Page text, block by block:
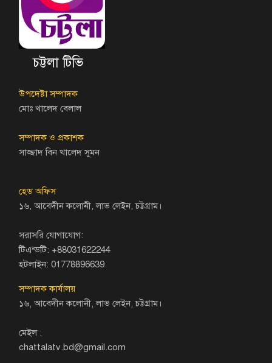
চট্টলা টিভি
উপদেষ্টা সম্পাদক
মোঃ খালেদ বেলাল
সম্পাদক ও প্রকাশক
সাজ্জাদ বিন খালেদ সুমন
হেড অফিস
১৬, আবেদীন কলোনী, লাভ লেইন, চট্টগ্রাম।
সরাসরি যোগাযোগ:
টিএন্ডটি: +88031622244
হটলাইন: 01778896639
সম্পাদক কার্যালয়
১৬, আবেদীন কলোনী, লাভ লেইন, চট্টগ্রাম।
মেইল :
chattalatv.bd@gmail.com